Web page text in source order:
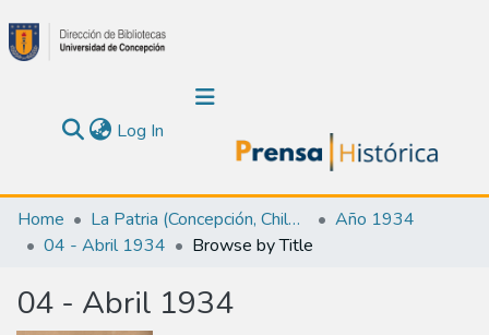
Log In(current)
Communities & Collections
Calendar
Home La Patria (Concepción, Chile : 1923)
Año 1934
04 - Abril 1934
Browse by Title
04 - Abril 1934